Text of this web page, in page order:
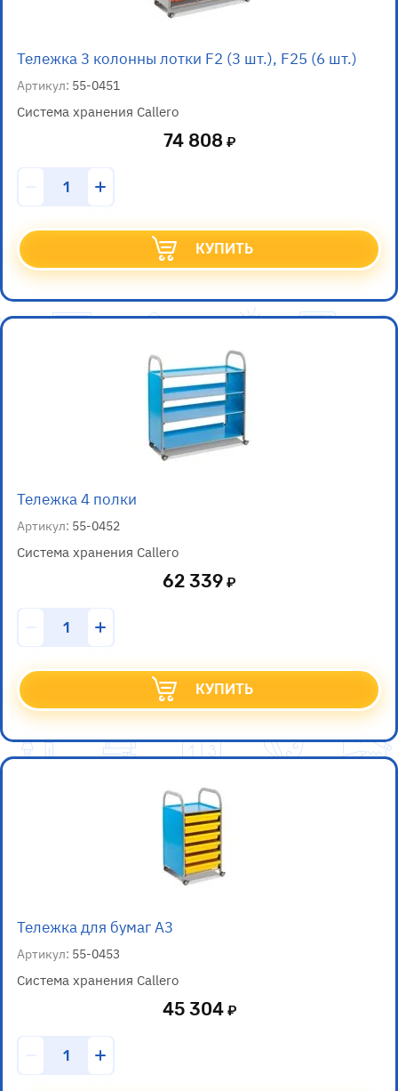
Тележка 3 колонны лотки F2 (3 шт.), F25 (6 шт.)
Артикул: 55-0451
Система хранения Callero
74 808
КУПИТЬ
Тележка 4 полки
Артикул: 55-0452
Система хранения Callero
62 339
КУПИТЬ
Тележка для бумаг А3
Артикул: 55-0453
Система хранения Callero
45 304